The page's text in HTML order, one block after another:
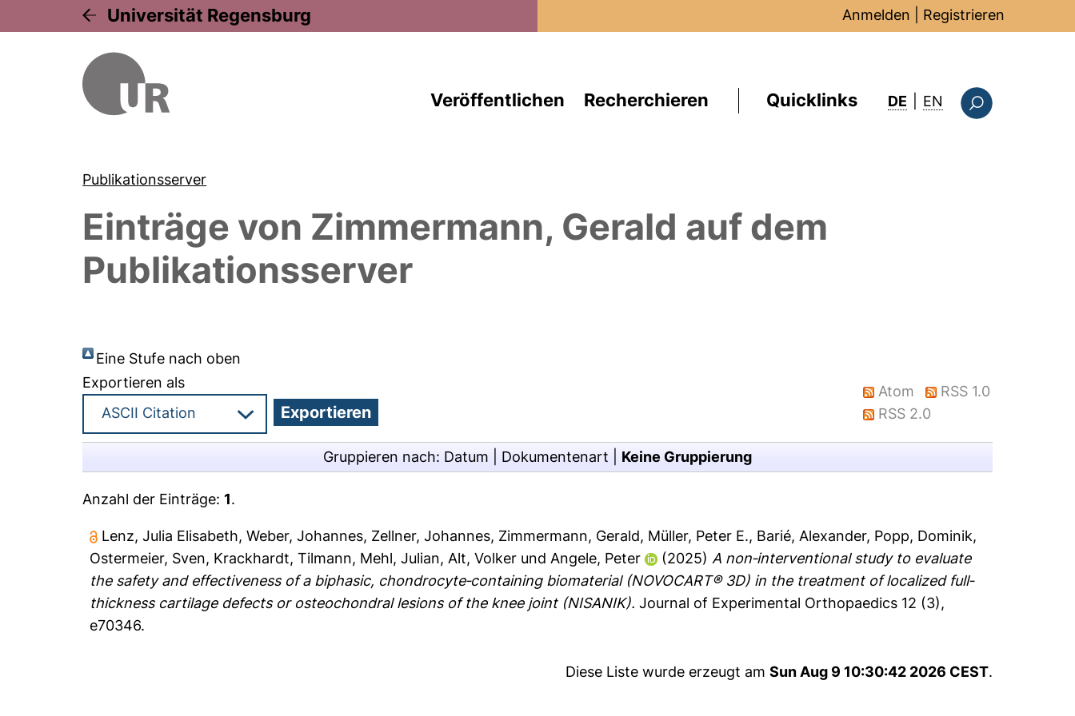
Universität Regensburg Anmelden Registrieren
Veröffentlichen Recherchieren Quicklinks DE EN : this page in
Publikationsserver
Einträge von Zimmermann, Gerald auf dem
Publikationsserver
Eine Stufe nach oben
Exportieren als
Atom
RSS 1.0
RSS 2.0
Gruppieren nach: Datum Dokumentenart Keine Gruppierung
Anzahl der Einträge:1.
Lenz, Julia Elisabeth,Weber, Johannes, Zellner, Johannes, Zimmermann, Gerald, Müller, Peter E., Barié, Alexander, Popp, Dominik,
Ostermeier, Sven, Krackhardt, Tilmann, Mehl, Julian, Alt, Volker und Angele, Peter (2025) A non‐interventional study to evaluate
the safety and effectiveness of a biphasic, chondrocyte‐containing biomaterial (NOVOCART® 3D) in the treatment of localized full‐
thickness cartilage defects or osteochondral lesions of the knee joint (NISANIK). Journal of Experimental Orthopaedics 12 (3),
e70346.
Diese Liste wurde erzeugt am Sun Aug 9 10:30:42 2026 CEST.